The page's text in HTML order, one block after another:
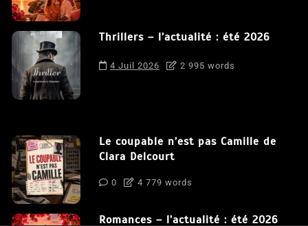
Thrillers – l’actualité : été 2026
4 Juil 2026 2 995 words
Le coupable n’est pas Camille de
Clara Delcourt
0 4 779 words
Romances – l’actualité : été 2026